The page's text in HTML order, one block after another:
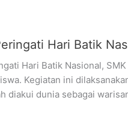
Hari Batik
Hari Batik Nasional,
Kegiatan ini
dunia sebagai